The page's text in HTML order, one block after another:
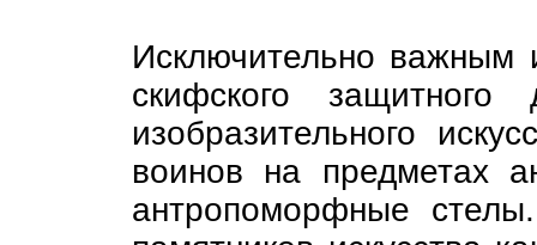
Исключительно важным
скифского защитного
изобразительного
воинов на предметах
антропоморфные